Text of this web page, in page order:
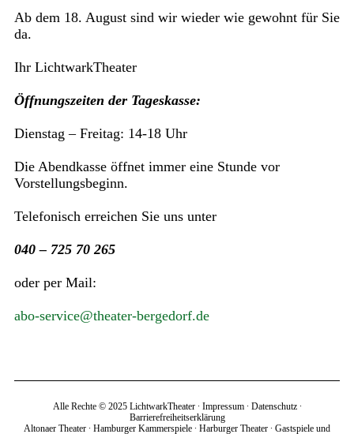
Ab dem 18. August sind wir wieder wie gewohnt für Sie
da.
Ihr LichtwarkTheater
Öffnungszeiten der Tageskasse:
Dienstag – Freitag: 14-18 Uhr
Die Abendkasse öffnet immer eine Stunde vor
Vorstellungsbeginn.
Telefonisch erreichen Sie uns unter
040 – 725 70 265
oder per Mail:
abo-service@theater-bergedorf.de
Alle Rechte © 2025 LichtwarkTheater ∙ Impressum∙ Datenschutz∙
Barrierefreiheitserklärung
Altonaer Theater ∙ Hamburger Kammerspiele ∙ Harburger Theater ∙ Gastspiele und